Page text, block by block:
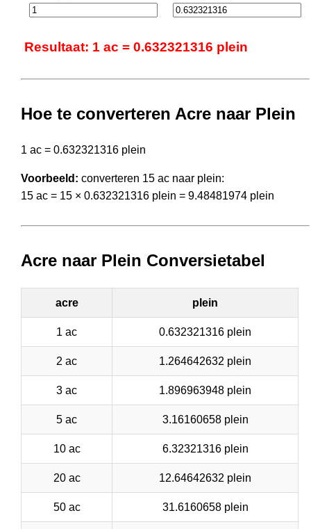
Resultaat: 1 ac = 0.632321316 plein
Hoe te converteren Acre naar Plein
1 ac = 0.632321316 plein
Voorbeeld: converteren 15 ac naar plein:
15 ac = 15 × 0.632321316 plein = 9.48481974 plein
Acre naar Plein Conversietabel
acre plein
1 ac 0.632321316 plein
2 ac 1.264642632 plein
3 ac 1.896963948 plein
5 ac 3.16160658 plein
10 ac 6.32321316 plein
20 ac 12.64642632 plein
50 ac 31.6160658 plein